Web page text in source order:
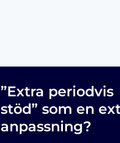
”Extra periodvis
stöd” som en
anpassning?